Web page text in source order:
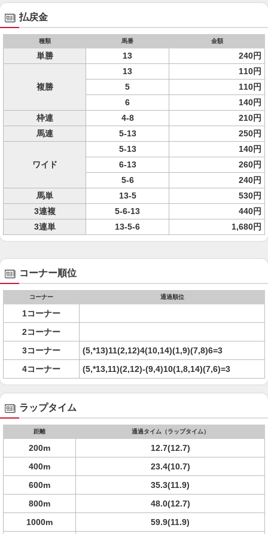
払戻金
種類 馬番 金額
単勝 13 240円
複勝
13
110円
5
110円
6
140円
枠連
4-8
210円
馬連
5-13 250円
ワイド
5-13
140円
6-13
260円
5-6
240円
馬単
13-5
530円
3連複
5-6-13
440円
3連単
13-5-6 1,680円
コーナー順位
コーナー 通過順位
1コーナー
2コーナー
3コーナー
(5,*13)11(2,12)4(10,14)(1,9)(7,8)6=3
4コーナー
(5,*13,11)(2,12)-(9,4)10(1,8,14)(7,6)=3
ラップタイム
距離 通過タイム（ラップタイム）
200m
12.7(12.7)
400m
23.4(10.7)
600m
35.3(11.9)
800m
48.0(12.7)
1000m
59.9(11.9)